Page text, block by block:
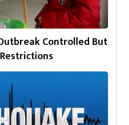
Controlled But